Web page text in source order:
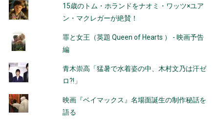
15歳のトム・ホランドをナオミ・ワッツ×ユア
ン・マクレガーが絶賛！
罪と女王（英題 Queen of Hearts ） - 映画予告
編
青木崇高「猛暑で水着姿の中、木村文乃は汗ゼ
ロ?!」
映画『ベイマックス』名場面誕生の制作秘話を
語る